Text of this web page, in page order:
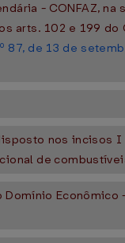
- CONFAZ,
arts. 102 e 199 do
87, de 13 de
nos incisos
de